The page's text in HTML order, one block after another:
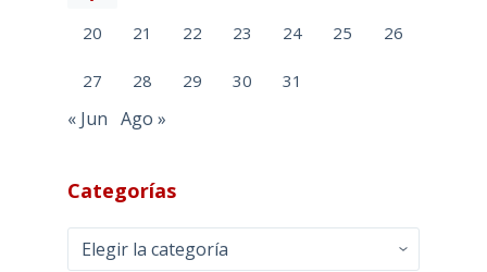
20 21 22 23 24 25 26
27 28 29 30 31
« Jun Ago »
Categorías
Categorías